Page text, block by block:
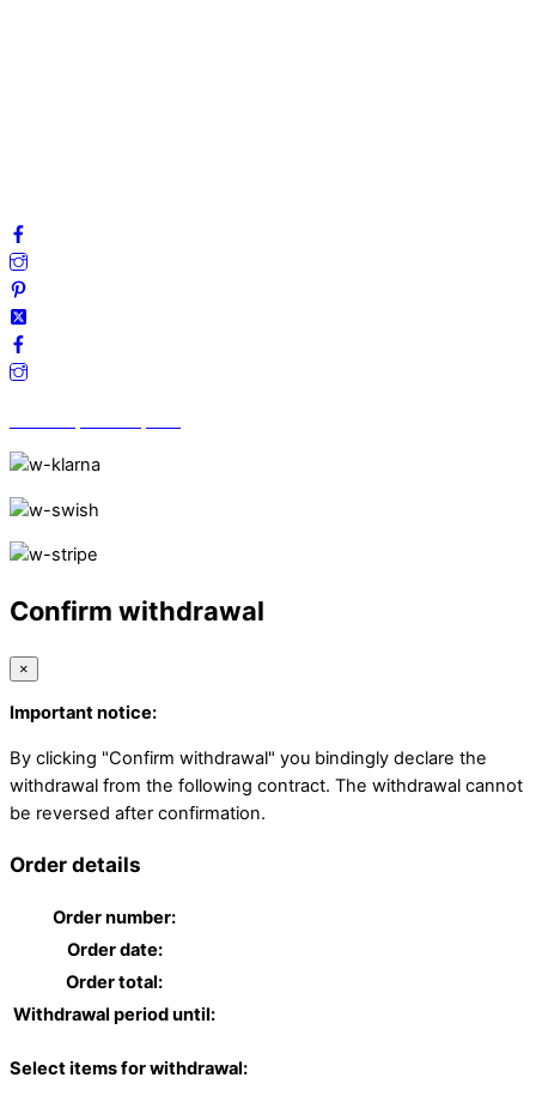
Confirm withdrawal
×
Important notice:
By clicking "Confirm withdrawal" you bindingly declare the
withdrawal from the following contract. The withdrawal cannot
be reversed after confirmation.
Order details
Order number:
Order date:
Order total:
Withdrawal period until:
Select items for withdrawal: